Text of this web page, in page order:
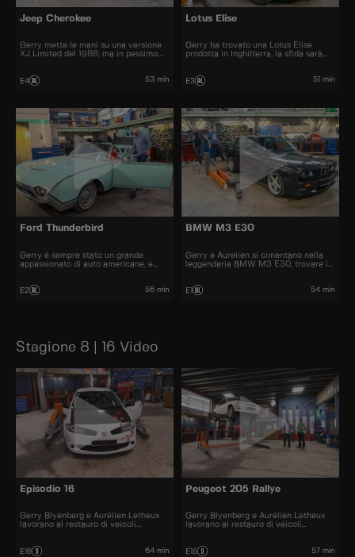
Jeep Cherokee
Gerry mette le mani su una versione
XJ Limited del 1988, ma in pessimo
E4 53 min
Lotus Elise
Gerry ha trovato una Lotus Elise
prodotta in Inghilterra, la sfida sarà
E3 51 min
Ford Thunderbird
Gerry è sempre stato un grande
appassionato di auto americane, e
E2 56 min
BMW M3 E30
Gerry e Aurelien si cimentano nella
leggendaria BMW M3 E30, trovare i
E1 54 min
Stagione 8 | 16 Video
Episodio 16
Gerry Blyenberg e Aurélien Letheux
lavorano al restauro di veicoli
E16 64 min
Peugeot 205 Rallye
Gerry Blyenberg e Aurélien Letheux
lavorano al restauro di veicoli
E15 57 min